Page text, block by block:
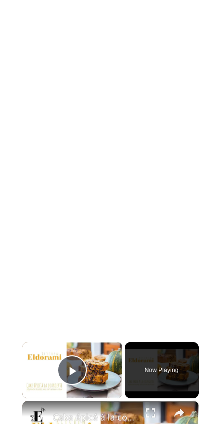
×
Play Video
Now Playing
×
Cake épicé à la courgette et aux pépites de chocolat | Sans sucre et sans lactose